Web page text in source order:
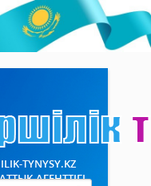
TYNYSY.KZ
АГЕНТТІГІ